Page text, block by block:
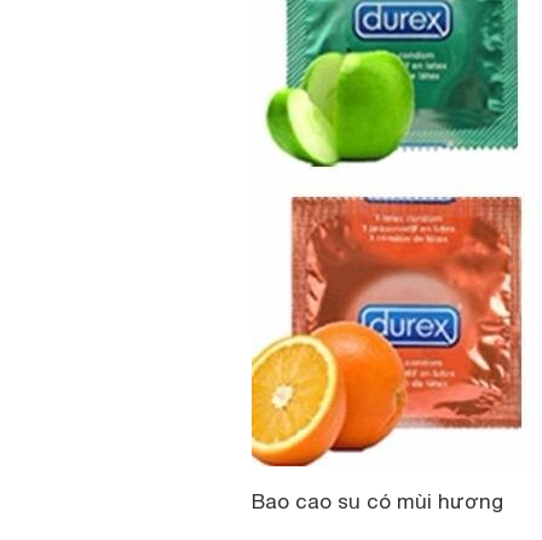
Bao cao su có mùi hương